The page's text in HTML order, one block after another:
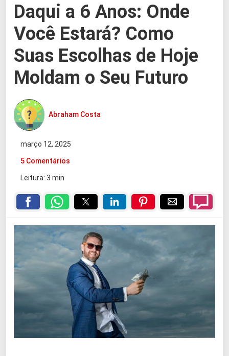
Daqui a 6 Anos: Onde
Você Estará? Como
Suas Escolhas de Hoje
Moldam o Seu Futuro
Abraham Costa
março 12, 2025
5 Comentários
Leitura: 3 min